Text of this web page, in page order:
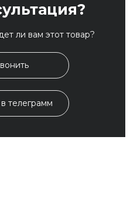
ли вам этот товар?
телеграмм